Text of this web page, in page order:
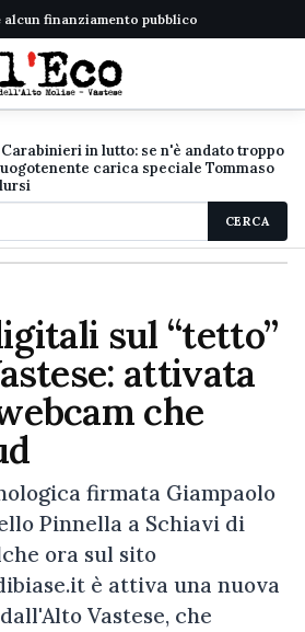
finanziamento pubblico
in lutto: se n'è andato troppo
carica speciale Tommaso
CERCA
sul “tetto”
attivata
che
firmata Giampaolo
Pinnella a Schiavi di
ora sul sito
è attiva una nuova
Vastese, che